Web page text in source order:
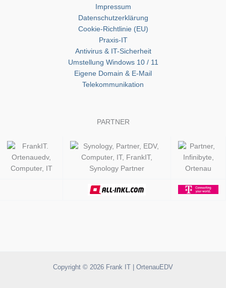
Impressum
Datenschutzerklärung
Cookie-Richtlinie (EU)
Praxis-IT
Antivirus & IT-Sicherheit
Umstellung Windows 10 / 11
Eigene Domain & E-Mail
Telekommunikation
PARTNER
Copyright © 2026 Frank IT | OrtenauEDV